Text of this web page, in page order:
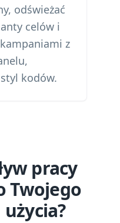
odświeżać
celów i
z
kodów.
pracy
Twojego